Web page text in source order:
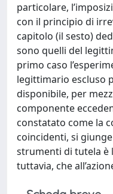
particolare,
con il principio di
capitolo (il sesto)
sono quelli del
primo caso
legittimario escluso
disponibile, per
componente
constatato come la
coincidenti, si
strumenti di tutela è
tuttavia, che